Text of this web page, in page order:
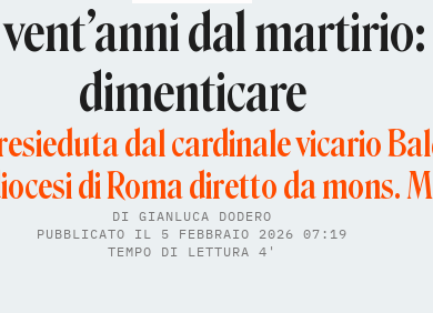
dal
dimenticare
dal cardinale vicario
di Roma diretto da mons.
DI GIANLUCA DODERO
PUBBLICATO IL 5 FEBBRAIO 2026 07:19
TEMPO DI LETTURA 4'